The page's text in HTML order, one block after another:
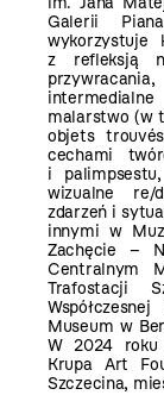
Galerii
wykorzystuje
z refleksją
malarstwo (w
objets
cechami
i
wizualne re/
zdarzeń i
innymi w
Zachęcie –
Centralnym
Trafostacji
Museum w
W 2024 roku
Krupa Art
Szczecina,